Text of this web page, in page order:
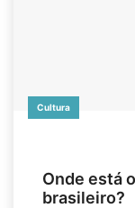
Cultura
Onde está
brasileiro?